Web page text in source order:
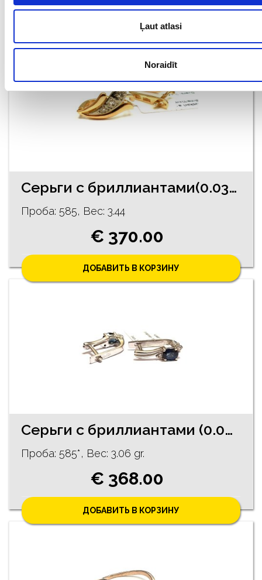
Ļaut atlasi
Noraidīt
ДОБАВИТЬ В КОРЗИНУ
Серьги с бриллиантами(0.03ct) 40-1763
Проба: 585, Bес: 3.44
€ 370.00
ДОБАВИТЬ В КОРЗИНУ
Серьги с бриллиантами (0.08 ct.), топазами 13033-6451
Проба: 585*, Bес: 3.06 gr.
€ 368.00
ДОБАВИТЬ В КОРЗИНУ